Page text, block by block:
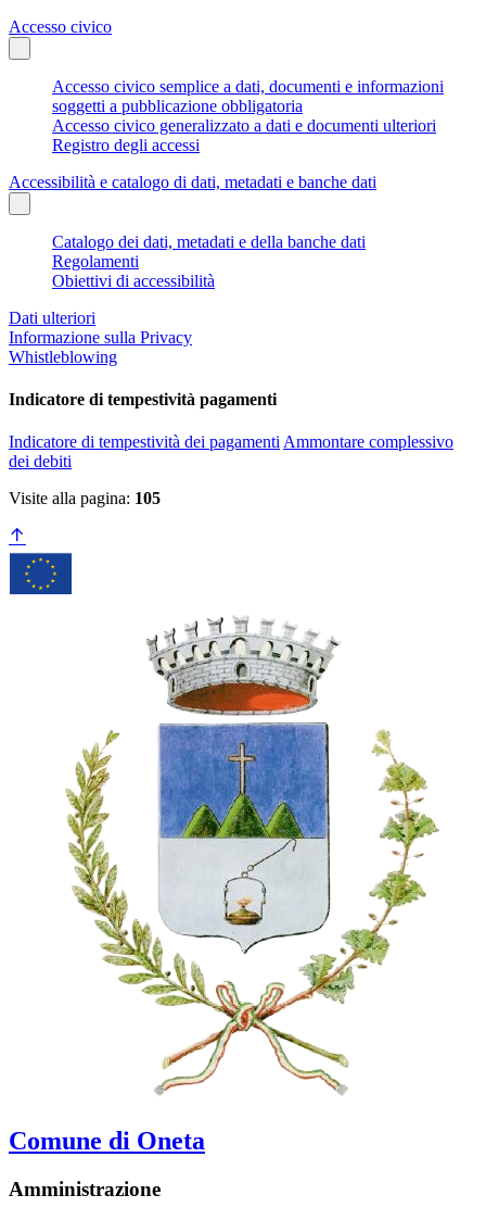
Accesso civico
Accesso civico semplice a dati, documenti e informazioni
soggetti a pubblicazione obbligatoria
Accesso civico generalizzato a dati e documenti ulteriori
Registro degli accessi
Accessibilità e catalogo di dati, metadati e banche dati
Catalogo dei dati, metadati e della banche dati
Regolamenti
Obiettivi di accessibilità
Dati ulteriori
Informazione sulla Privacy
Whistleblowing
Indicatore di tempestività pagamenti
Indicatore di tempestività dei pagamenti Ammontare complessivo
dei debiti
Visite alla pagina: 105
Comune di Oneta
Amministrazione